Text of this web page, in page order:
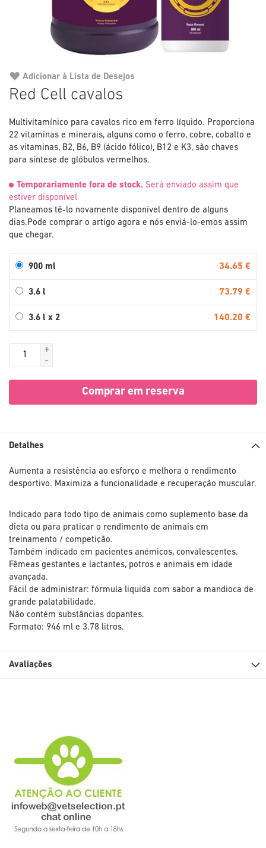
Red Cell cavalos
Multivitamínico para cavalos rico em ferro líquido. Proporciona
22 vitaminas e minerais, alguns como o ferro, cobre, cobalto e
as vitaminas, B2, B6, B9 (ácido fólico), B12 e K3, são chaves
para síntese de glóbulos vermelhos.
Temporariamente fora de stock. Será enviado assim que
estiver disponível
Planeamos tê-lo novamente disponível dentro de alguns
dias.Pode comprar o artigo agora e nós enviá-lo-emos assim
que chegar.
900 ml 34.65 €
3.6 l 73.79 €
3.6 l x 2 140.20 €
+
-
Comprar em reserva
Adicionar à Lista de Desejos
início
da
Galeria
de
Detalhes
Aumenta a resistência ao esforço e melhora o rendimento
desportivo. Maximiza a funcionalidade e recuperação muscular.
Indicado para todo tipo de animais como suplemento base da
dieta ou para praticar o rendimento de animais em
treinamento / competição.
Também indicado em pacientes anémicos, convalescentes.
Fêmeas gestantes e lactantes, potros e animais em idade
avançada.
Fácil de administrar: fórmula liquida com sabor a mandioca de
grande palatabilidade.
Não contém substâncias dopantes.
Formato: 946 ml e 3.78 litros.
Avaliações